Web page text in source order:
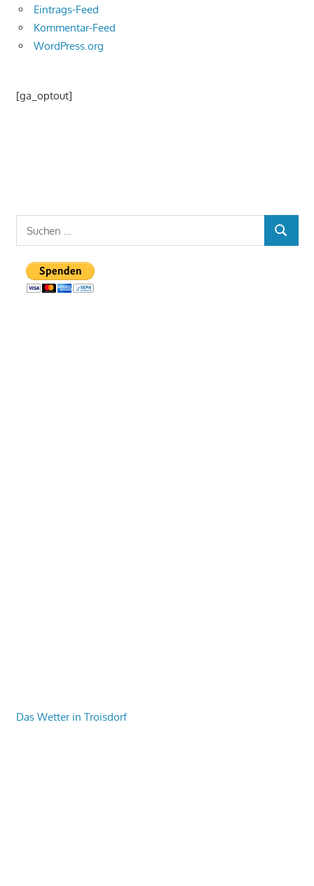
Eintrags-Feed
Kommentar-Feed
WordPress.org
[ga_optout]
SUCHEN
Das Wetter in Troisdorf